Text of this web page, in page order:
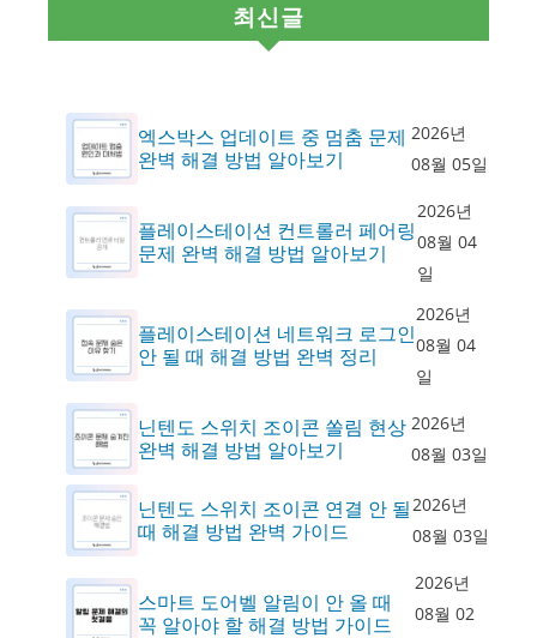
최신글
엑스박스 업데이트 중 멈춤 문제
완벽 해결 방법 알아보기
2026년
08월 05일
플레이스테이션 컨트롤러 페어링
문제 완벽 해결 방법 알아보기
2026년
08월 04
일
플레이스테이션 네트워크 로그인
안 될 때 해결 방법 완벽 정리
2026년
08월 04
일
닌텐도 스위치 조이콘 쏠림 현상
완벽 해결 방법 알아보기
2026년
08월 03일
닌텐도 스위치 조이콘 연결 안 될
때 해결 방법 완벽 가이드
2026년
08월 03일
스마트 도어벨 알림이 안 올 때
꼭 알아야 할 해결 방법 가이드
2026년
08월 02